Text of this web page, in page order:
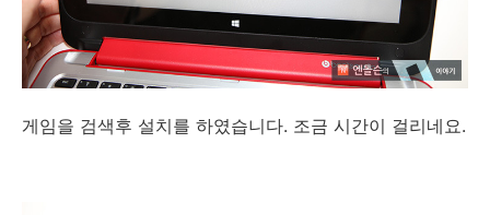
게임을 검색후 설치를 하였습니다. 조금 시간이 걸리네요.